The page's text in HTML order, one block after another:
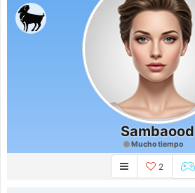
Sambaood
Mucho tiempo
2